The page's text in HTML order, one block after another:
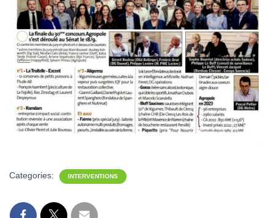
Categories: INTERVENTIONS